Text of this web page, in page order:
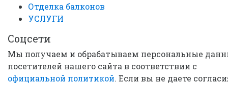
Отделка балконов
УСЛУГИ
Соцсети
Мы получаем и обрабатываем персональные
посетителей нашего сайта в соответствии с
официальной политикой. Если вы не даете